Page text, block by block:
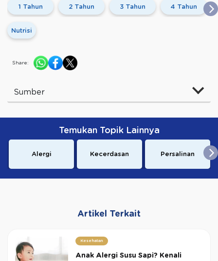
1 Tahun 2 Tahun 3 Tahun 4 Tahun
Nutrisi
Share:
Sumber
Temukan Topik Lainnya
Alergi Kecerdasan Persalinan
Artikel Terkait
Kesehatan
Anak Alergi Susu Sapi? Kenali